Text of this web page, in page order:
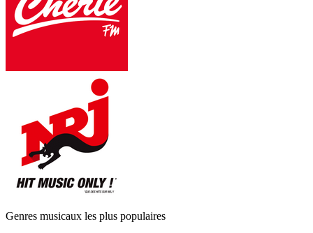
Genres musicaux les plus populaires